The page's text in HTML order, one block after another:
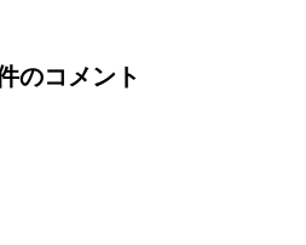
のコメント